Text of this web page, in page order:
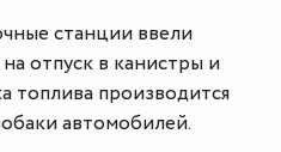
станции ввели
отпуск в канистры и
топлива производится
автомобилей.